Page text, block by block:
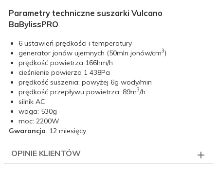
Parametry techniczne suszarki Vulcano
BaBylissPRO
6 ustawień prędkości i temperatury
generator jonów ujemnych (50mln jonów/cm3)
prędkość powietrza 166hm/h
cieśnienie powierza 1 438Pa
prędkość suszenia: powyżej 6g wody/min
prędkość przepływu powietrza: 89m3/h
silnik AC
waga: 530g
moc: 2200W
Gwarancja: 12 miesięcy
OPINIE KLIENTÓW